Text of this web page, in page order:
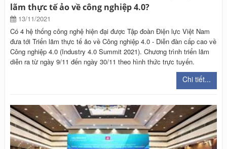
lãm thực tế ảo về công nghiệp 4.0?
13/11/2021
Có 4 hệ thống công nghệ hiện đại được Tập đoàn Điện lực Việt Nam
đưa tới Triển lãm thực tế ảo về Công nghiệp 4.0 - Diễn đàn cấp cao về
Công nghiệp 4.0 (Industry 4.0 Summit 2021). Chương trình triển lãm
diễn ra từ ngày 9/11 đến ngày 30/11 theo hình thức trực tuyến.
Chi tiết...